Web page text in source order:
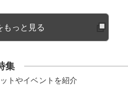
もっと見る
集
トやイベントを紹介